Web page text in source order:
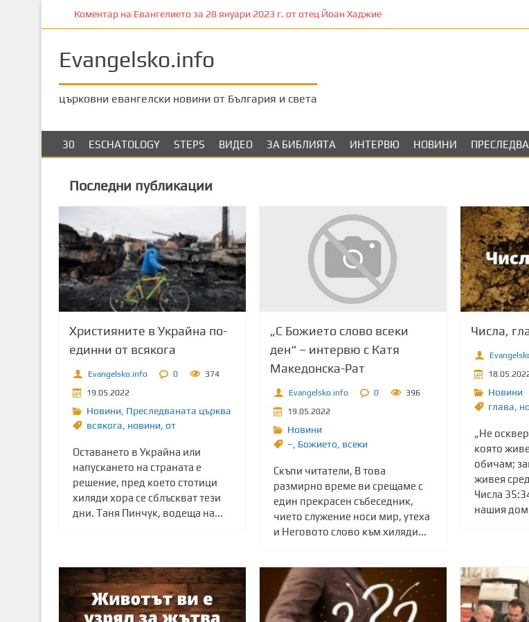
к
Коментар на Евангелието за 28 януари 2023 г. от отец Йоан Хаджие
Evangelsko.info
църковни евангелски новини от България и света
30 ESCHATOLOGY STEPS ВИДЕО ЗА БИБЛИЯТА ИНТЕРВЮ НОВИНИ
Последни публикации
Християните в Украйна по-
единни от всякога
Evangelsko.info 0
374
19.05.2022
Новини, Преследваната църква
всякога новини, от
Оставането в Украйна или
напускането на страната е
решение, пред което стотици
хиляди хора се сблъскват тези
дни. Таня Пинчук, водеща на...
„С Божието слово всеки
ден“ – интервю с Катя
Македонска-Рат
Evangelsko.info 0
396
19.05.2022
Новини
– Божието всеки
Скъпи читатели, В това
размирно време ви срещаме с
един прекрасен събеседник,
чието служение носи мир, утеха
и Неговото слово към хиляди...
Числа,
Новини
глава
„Не
която
обичам;
живея
Числа
нашия дом